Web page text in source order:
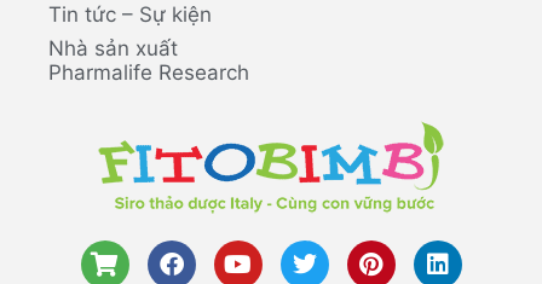
Tin tức – Sự kiện
Nhà sản xuất
Pharmalife Research